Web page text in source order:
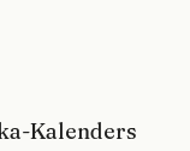
Kalenders